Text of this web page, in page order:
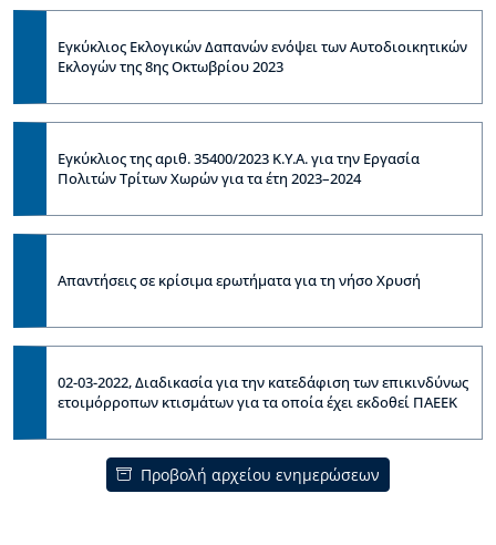
Εγκύκλιος Εκλογικών Δαπανών ενόψει των Aυτοδιοικητικών
Eκλογών της 8ης Οκτωβρίου 2023
Εγκύκλιος της αριθ. 35400/2023 Κ.Υ.Α. για την Εργασία
Πολιτών Τρίτων Χωρών για τα έτη 2023–2024
Απαντήσεις σε κρίσιμα ερωτήματα για τη νήσο Χρυσή
02-03-2022, Διαδικασία για την κατεδάφιση των επικινδύνως
ετοιμόρροπων κτισμάτων για τα οποία έχει εκδοθεί ΠΑΕΕΚ
Προβολή αρχείου ενημερώσεων